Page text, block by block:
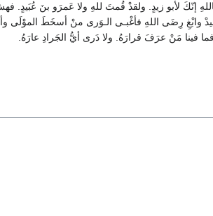
إنّكَ لأبو زيدٍ. ولقدْ قُمتَ للهِ ولا عَمرَو بنَ عُبَيدٍ.
وابْغِ رِضَى اللهِ فأغْبـى الـوَرى منْ أسخَطَ
فينا مَنْ عرَفَ قرارَهُ. ولا دَرى أيُّ الجَرادِ عارَهُ.